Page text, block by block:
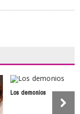
Los demonios